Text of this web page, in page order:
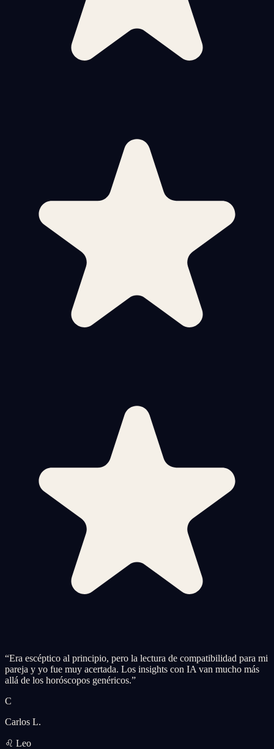
“Era escéptico al principio, pero la lectura de compatibilidad para mi
pareja y yo fue muy acertada. Los insights con IA van mucho más
allá de los horóscopos genéricos.”
C
Carlos L.
♌ Leo